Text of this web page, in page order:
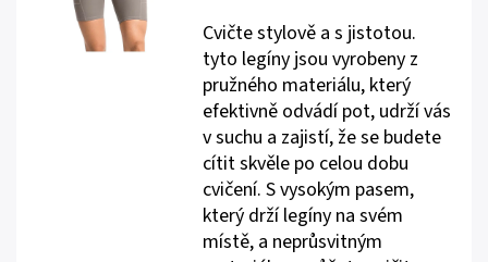
Cvičte stylově a s jistotou.
tyto legíny jsou vyrobeny z
pružného materiálu, který
efektivně odvádí pot, udrží vás
v suchu a zajistí, že se budete
cítit skvěle po celou dobu
cvičení. S vysokým pasem,
který drží legíny na svém
místě, a neprůsvitným